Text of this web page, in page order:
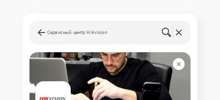
Сервисный центр Hikvision